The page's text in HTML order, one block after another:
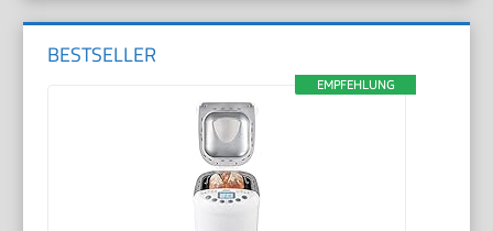
BESTSELLER
EMPFEHLUNG